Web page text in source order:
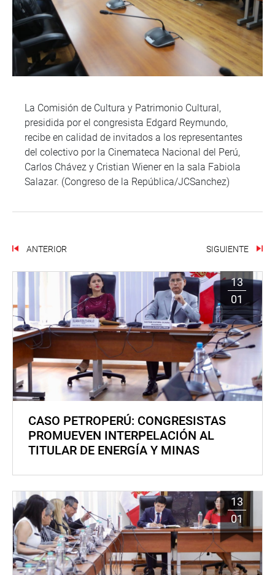
La Comisión de Cultura y Patrimonio Cultural,
presidida por el congresista Edgard Reymundo,
recibe en calidad de invitados a los representantes
del colectivo por la Cinemateca Nacional del Perú,
Carlos Chávez y Cristian Wiener en la sala Fabiola
Salazar. (Congreso de la República/JCSanchez)
ANTERIOR SIGUIENTE
13
01
CASO PETROPERÚ: CONGRESISTAS
PROMUEVEN INTERPELACIÓN AL
TITULAR DE ENERGÍA Y MINAS
13
01